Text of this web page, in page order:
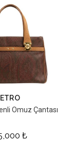
ETRO
Omuz Çantası
₺